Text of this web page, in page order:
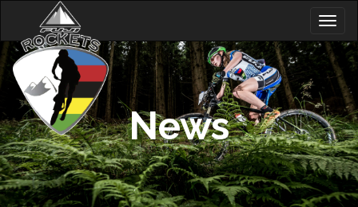
content
News